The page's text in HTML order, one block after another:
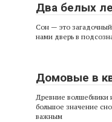
Два белых
Сон — это
нами дверь в
Домовые в
Древние волшебники
большое значение
важным